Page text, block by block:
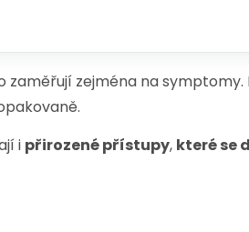
zejména na
i přirozené přístupy, které se